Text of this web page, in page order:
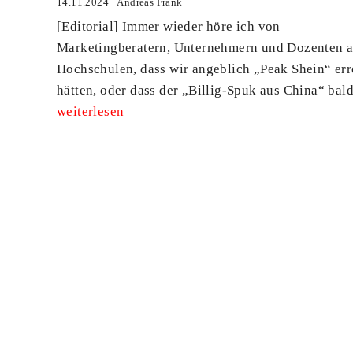
[Editorial] Immer wieder höre ich von
Marketingberatern, Unternehmern und Dozenten
Hochschulen, dass wir angeblich „Peak Shein“
hätten, oder dass der „Billig-Spuk aus China“
weiterlesen